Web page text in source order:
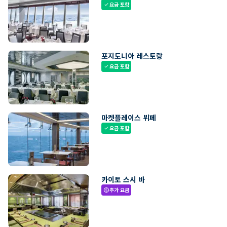
check요금 포함
포지도니아 레스토랑
check요금 포함
마켓플레이스 뷔페
check요금 포함
카이토 스시 바
paid추가 요금